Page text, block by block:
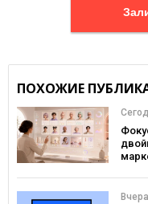
ПОХОЖИЕ
Вчера